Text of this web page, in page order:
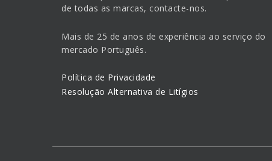
de todas as marcas, contacte-nos.
Mais de 25 de anos de experiência ao serviço do
mercado Português.
Política de Privacidade
Resolução Alternativa de Litígios